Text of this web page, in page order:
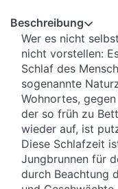
Beschreibung
Wer es nicht
nicht vorstellen:
Schlaf des
sogenannte
Wohnortes,
der so früh zu
wieder auf, ist
Diese Schlafzeit
Jungbrunnen für
durch Beachtung